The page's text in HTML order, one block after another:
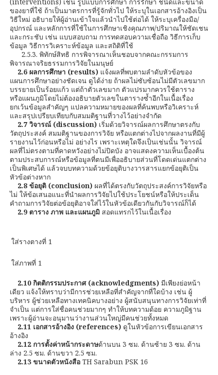
ของยาที่ใช้ ถ้าเป็นมาตรการที่รู้จักทั่วไป ให้ระบุในเอกสารอ้างอิงเป็น
วิธีใหม่ อธิบายให้ผู้อ่านเข้าใจแล้วนำไปใช้ต่อได้ ให้ระบุเครื่องมือ/
อุปกรณ์ และหลักการที่ใช้ในการศึกษาเชิงคุณภาพ/ปริมาณให้ชัดเชน
และกระชับ เช่น แบบสอบถาม การทดสอบความเชื่อถือ วิธีการเก็บ
ข้อมูล วิธีการวิเคราะห์ข้อมูล และสถิติที่ใช้
2.5.3. พิทักษ์สิทธิ การพิจารณาเห็นชอบจากคณะกรรมการ
พิจารณาจริยธรรมการวิจัยในมนุษย์
2.6 ผลการศึกษา (results) แจ้งผลที่พบตามลำดับหัวข้อของ
แผนการศึกษาอย่างชัดเจน ดูได้ง่าย ถ้าผลไม่ซับซ้อนไม่มีตัวเลขมาก
บรรยายเป็นร้อยแก้ว แต่ถ้าตัวเลขมาก ตัวแปรมากควรใช้ตาราง
หรือแผนภูมิโดยไม่ต้องอธิบายตัวเลขในตารางซ้ำอีกในเนื้อเรื่อง
ยกเว้นข้อมูลสำคัญๆ แปลความหมายของผลที่ค้นพบหรือวิเคราะห์
และสรุปเปรียบเทียบกับสมมติฐานที่วางไว้อย่างจำกัด
2.7 วิจารณ์ (discussion) เริ่มด้วยวิจารณ์ผลการศึกษาตรงกับ
วัตถุประสงค์ สมมติฐานของการวิจัย หรือแตกต่างไปจากผลงานที่มีผู้
รายงานไว้ก่อนหรือไม่ อย่างไร เพราะเหตุใดจึงเป็นเช่นนั้น วิจารณ์
ผลที่ไม่ตรงตามที่คาดหวังอย่างไม่ปิดบัง อาจแสดงความเห็นเบื้องต้น
ตามประสบการณ์หรือข้อมูลที่ตนมีเพื่ออธิบายส่วนที่โดดเด่นแตกต่าง
เป็นพิเศษได้ แล้วจบบทความด้วยข้อยุติบางวารสารแยกข้อยุติเป็น
หัวข้อต่างหาก
2.8 ข้อยุติ (conclusion) ผลที่ได้ตรงกับวัตถุประสงค์การวิจัยหรือ
ไม่ ให้ข้อเสนอแนะที่นำผลการวิจัยไปใช้ประโยชน์หรือให้ประเด็น
คำถามการวิจัยต่อข้อยุติอาจใส่ไว้ในหัวข้อเดียวกันกับวิจารณ์ก็ได้
2.9 ตาราง ภาพ และแผนภูมิ สอดแทรกไว้ในเนื้อเรื่อง
ใส่รางตางที่ 1
ใส่ภาพที่ 1
2.10 กิตติกรรมประกาศ (acknowledgments) มีเพียงย่อหน้า
เดียว แจ้งให้ทราบว่ามีการช่วยเหลือที่สำคัญจากที่ใดบ้าง เช่น ผู้
บริหาร ผู้ช่วยเหลือทางเทคนิคบางอย่าง ผู้สนับสนุนทางการวิจัยเท่าที่
จำเป็น แต่การใส่ชื่อคนช่วยมากๆ ทำให้บทความด้อย ความภูมิฐาน
เพราะผู้อ่านจะอนุมานว่างานส่วนใหญ่มีคนช่วยทั้งหมด
2.11 เอกสารอ้างอิง (references) ดูในหัวข้อการเขียนเอกสาร
อ้างอิง
2.12 การตั้งค่าหน้ากระดาษด้านบน 3 ซม. ด้านซ้าย 3 ซม. ด้าน
ล่าง 2.5 ซม. ด้านขวา 2.5 ซม.
2.13 ขนาดตัวหนังสือ TH Sarabun PSK 16